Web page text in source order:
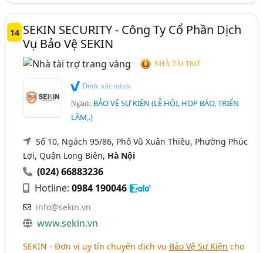
14 SEKIN SECURITY - Công Ty Cổ Phần Dịch
Vụ Bảo Vệ SEKIN
NHÀ TÀI TRỢ
Được xác minh
Ngành: BẢO VỆ SỰ KIỆN (LỄ HỘI, HỌP BÁO, TRIỂN
LÃM,.)
Số 10, Ngách 95/86, Phố Vũ Xuân Thiều, Phường Phúc
Lợi, Quận Long Biên, Hà Nội
(024) 66883236
Hotline:0984 190046
info@sekin.vn
www.sekin.vn
SEKIN - Đơn vị uy tín chuyên dịch vụ Bảo Vệ Sự Kiện cho